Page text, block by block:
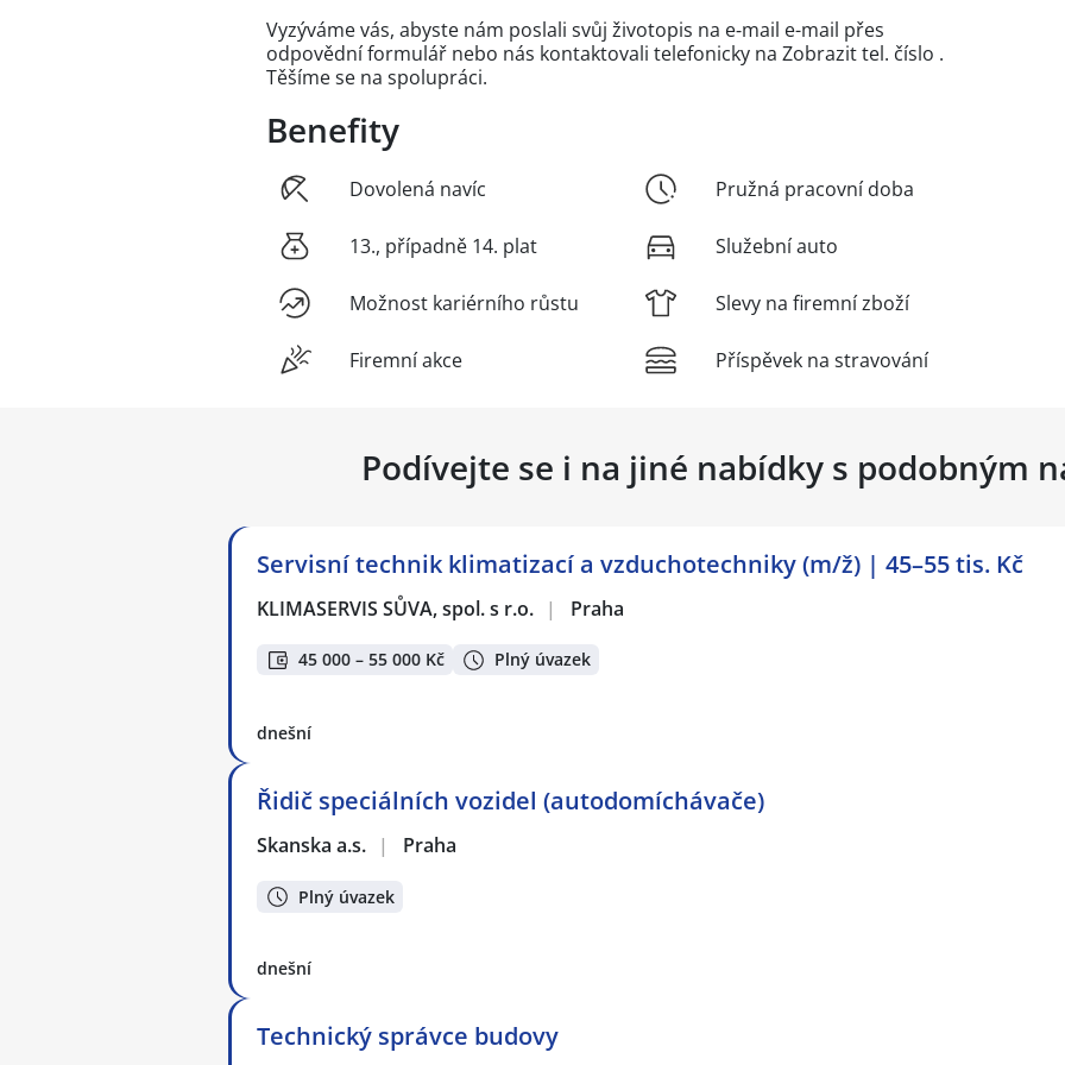
Vyzýváme vás, abyste nám poslali svůj životopis na e‑mail e-mail přes
odpovědní formulář nebo nás kontaktovali telefonicky na Zobrazit tel. číslo .
Těšíme se na spolupráci.
Benefity
Dovolená navíc
13., případně 14. plat
Možnost kariérního růstu
Firemní akce
Pružná pracovní doba
Služební auto
Slevy na firemní zboží
Příspěvek na stravování
Podívejte se i na jiné nabídky s podobným
Servisní technik klimatizací a vzduchotechniky (m/ž) | 45–55 tis. Kč
KLIMASERVIS SŮVA, spol. s r.o. | Praha
45 000 – 55 000 Kč Plný úvazek
dnešní
Řidič speciálních vozidel (autodomíchávače)
Skanska a.s. | Praha
Plný úvazek
dnešní
Technický správce budovy